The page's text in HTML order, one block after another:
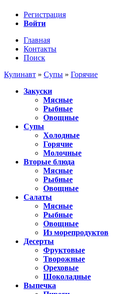
Регистрация
Войти
Главная
Контакты
Поиск
Кулинавт » Супы » Горячие
Закуски
Мясные
Рыбные
Овощные
Супы
Холодные
Горячие
Молочные
Вторые блюда
Мясные
Рыбные
Овощные
Салаты
Мясные
Рыбные
Овощные
Из морепродуктов
Десерты
Фруктовые
Творожные
Ореховые
Шоколадные
Выпечка